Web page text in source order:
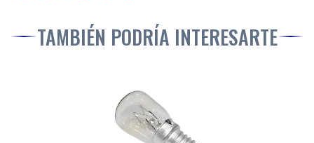
TAMBIÉN PODRÍA INTERESARTE